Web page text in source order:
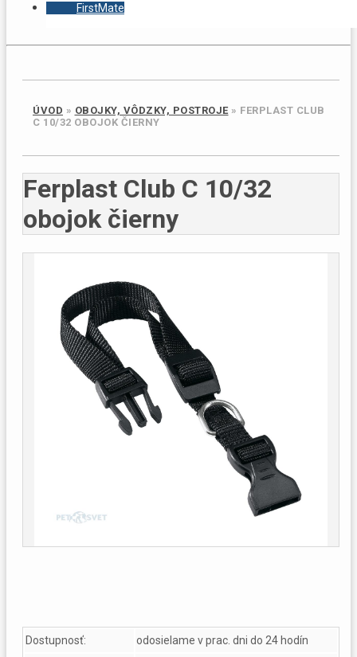
FirstMate
ÚVOD » OBOJKY, VÔDZKY, POSTROJE » FERPLAST CLUB
C 10/32 OBOJOK ČIERNY
Ferplast Club C 10/32
obojok čierny
Dostupnosť:
odosielame v prac. dni do 24 hodín